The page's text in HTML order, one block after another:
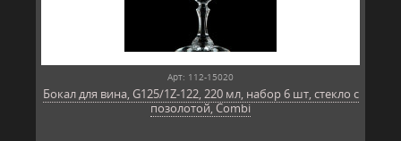
Арт: 112-15020
Бокал для вина, G125/1Z-122, 220 мл, набор 6 шт, стекло с
позолотой, Combi